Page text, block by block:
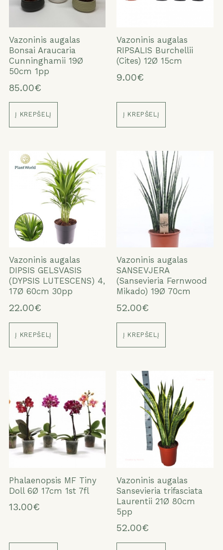
Vazoninis augalas
Bonsai Araucaria
Cunninghamii 19Ø
50cm 1pp
85.00€
Į KREPŠELĮ
Vazoninis augalas
RIPSALIS Burchellii
(Cites) 12Ø 15cm
9.00€
Į KREPŠELĮ
Vazoninis augalas
DIPSIS GELSVASIS
(DYPSIS LUTESCENS) 4,
17Ø 60cm 30pp
22.00€
Į KREPŠELĮ
Vazoninis augalas
SANSEVJERA
(Sansevieria Fernwood
Mikado) 19Ø 70cm
52.00€
Į KREPŠELĮ
Phalaenopsis MF Tiny
Doll 6Ø 17cm 1st 7fl
13.00€
Vazoninis augalas
Sansevieria trifasciata
Laurentii 21Ø 80cm
5pp
52.00€